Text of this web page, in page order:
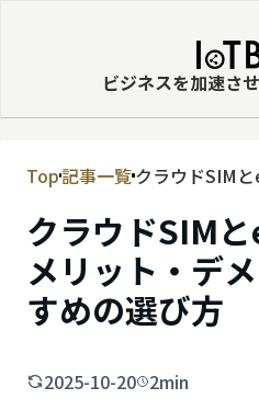
ビジネスを加速さ
MVNE
エッジ
LPWA
DaaS
Top記事一覧クラウドSIM
クラウドSIMと
メリット・デ
すめの選び方
2025-10-20 2min